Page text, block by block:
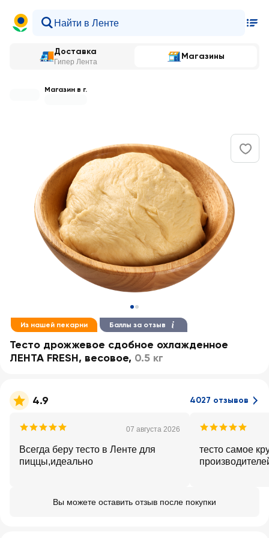
Доставка
Гипер Лента
Магазины
Магазин в г.
Из нашей пекарни Баллы за отзыв
Тесто дрожжевое сдобное охлажденное
ЛЕНТА FRESH, весовое, 0.5 кг
4.9 4027 отзывов
07 августа 2026
Всегда беру тесто в Ленте для
пиццы,идеально
тесто самое
Вы можете оставить отзыв после покупки